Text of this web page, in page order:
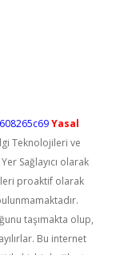
Yasal
Teknolojileri ve
Sağlayıcı olarak
proaktif olarak
taşımakta olup,
Bu internet